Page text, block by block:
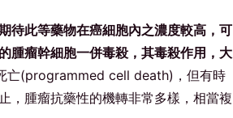
待此等藥物在癌細胞內之濃度較高，可
腫瘤幹細胞一併毒殺，其毒殺作用，大
亡(programmed cell death)，但有時
，腫瘤抗藥性的機轉非常多樣，相當複